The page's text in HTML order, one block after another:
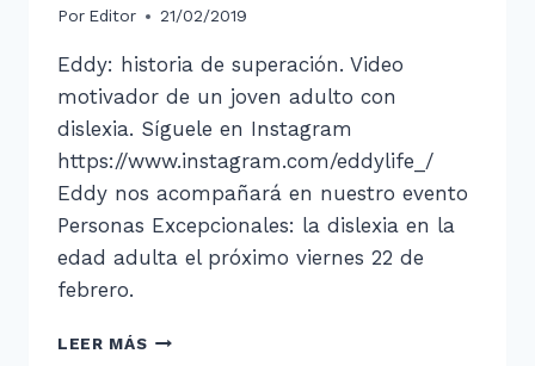
Por Editor 21/02/2019
Eddy: historia de superación. Video
motivador de un joven adulto con
dislexia. Síguele en Instagram
https://www.instagram.com/eddylife_/
Eddy nos acompañará en nuestro evento
Personas Excepcionales: la dislexia en la
edad adulta el próximo viernes 22 de
febrero.
LEER MÁSLUCHA